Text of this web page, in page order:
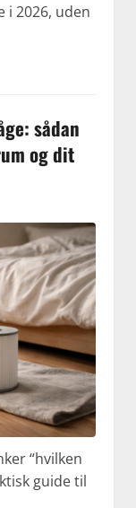
2026, uden
sådan
og dit
“hvilken
guide til